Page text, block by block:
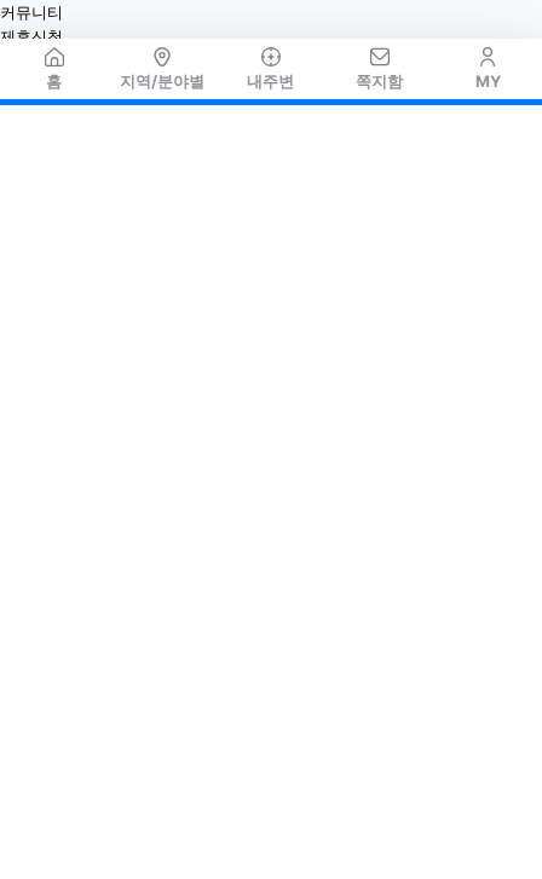
홈 지역/분야별 내주변 쪽지함 MY
커뮤니티
제휴신청